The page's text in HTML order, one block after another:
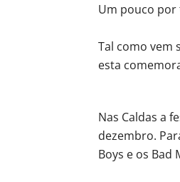
Um pouco por
Tal como vem
esta
Nas Caldas a
dezembro.
Boys e os Bad